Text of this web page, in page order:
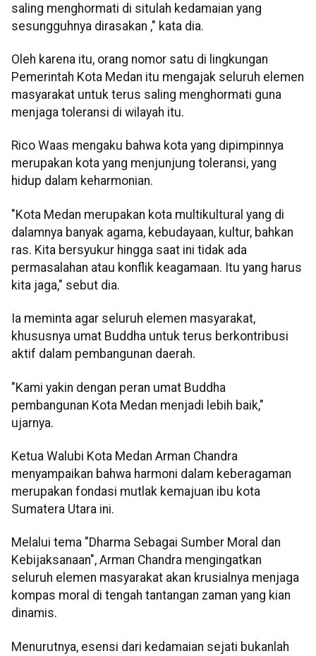
saling menghormati di situlah kedamaian yang
sesungguhnya dirasakan ," kata dia.
Oleh karena itu, orang nomor satu di lingkungan
Pemerintah Kota Medan itu mengajak seluruh elemen
masyarakat untuk terus saling menghormati guna
menjaga toleransi di wilayah itu.
Rico Waas mengaku bahwa kota yang dipimpinnya
merupakan kota yang menjunjung toleransi, yang
hidup dalam keharmonian.
"Kota Medan merupakan kota multikultural yang di
dalamnya banyak agama, kebudayaan, kultur, bahkan
ras. Kita bersyukur hingga saat ini tidak ada
permasalahan atau konflik keagamaan. Itu yang harus
kita jaga," sebut dia.
Ia meminta agar seluruh elemen masyarakat,
khususnya umat Buddha untuk terus berkontribusi
aktif dalam pembangunan daerah.
"Kami yakin dengan peran umat Buddha
pembangunan Kota Medan menjadi lebih baik,"
ujarnya.
Ketua Walubi Kota Medan Arman Chandra
menyampaikan bahwa harmoni dalam keberagaman
merupakan fondasi mutlak kemajuan ibu kota
Sumatera Utara ini.
Melalui tema "Dharma Sebagai Sumber Moral dan
Kebijaksanaan", Arman Chandra mengingatkan
seluruh elemen masyarakat akan krusialnya menjaga
kompas moral di tengah tantangan zaman yang kian
dinamis.
Menurutnya, esensi dari kedamaian sejati bukanlah